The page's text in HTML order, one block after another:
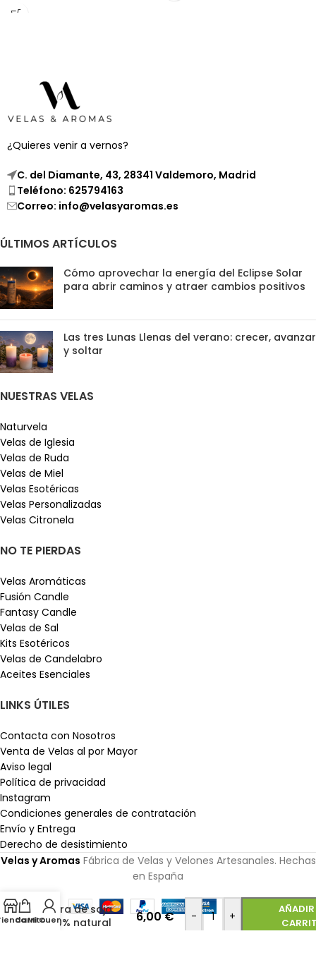
paquete de 14 mechas de
solo te permite personalizar tu
vela, sino que también integra la
belleza y singularidad de las
velas perladas en cualquier
estilo y preferencias.
¿Quieres venir a vernos?
C. del Diamante, 43, 28341 Valdemoro, Madrid
Teléfono: 625794163
Correo: info@velasyaromas.es
ÚLTIMOS ARTÍCULOS
Cómo aprovechar la energía del Eclipse Solar
para abrir caminos y atraer cambios positivos
Las tres Lunas Llenas del verano: crecer, avanzar
y soltar
NUESTRAS VELAS
Naturvela
Velas de Iglesia
Velas de Ruda
Velas de Miel
Velas Esotéricas
Velas Personalizadas
Velas Citronela
NO TE PIERDAS
Velas Aromáticas
Fusión Candle
Fantasy Candle
Velas de Sal
Kits Esotéricos
Velas de Candelabro
Aceites Esenciales
LINKS ÚTILES
Contacta con Nosotros
Venta de Velas al por Mayor
Aviso legal
Política de privacidad
Instagram
Condiciones generales de contratación
Envío y Entrega
Derecho de desistimiento
Velas y Aromas Fábrica de Velas y Velones Artesanales. Hechas
en España
Carrito
Mi Cuenta
Cera de soja
100% natural
6,00€ - +
AÑADIR